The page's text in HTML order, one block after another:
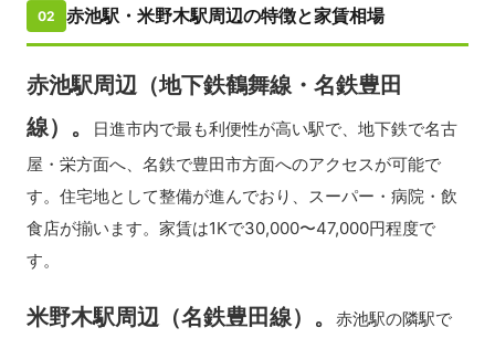
02 赤池駅・米野木駅周辺の特徴と家賃相場
赤池駅周辺（地下鉄鶴舞線・名鉄豊田
線）。
日進市内で最も利便性が高い駅で、地下鉄で名古
屋・栄方面へ、名鉄で豊田市方面へのアクセスが可能で
す。住宅地として整備が進んでおり、スーパー・病院・飲
食店が揃います。家賃は1Kで30,000〜47,000円程度で
す。
米野木駅周辺（名鉄豊田線）。赤池駅の隣駅で